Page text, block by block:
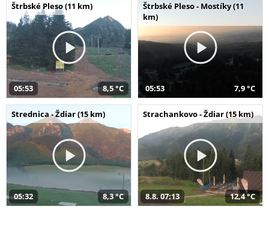
Štrbské Pleso (11 km)
05:53 8,5 °C
Štrbské Pleso - Mostíky (11
km)
05:53 7,9 °C
Strednica - Ždiar (15 km)
05:32 8,3 °C
Strachankovo - Ždiar (15 km)
8.8. 07:13 12,4 °C